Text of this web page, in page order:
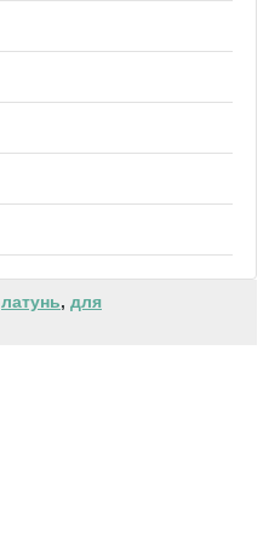
латунь, для